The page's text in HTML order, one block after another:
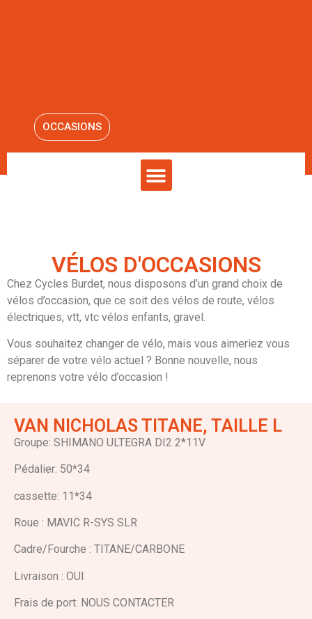
OCCASIONS
VÉLOS D'OCCASIONS
Chez Cycles Burdet, nous disposons d’un grand choix de
vélos d’occasion, que ce soit des vélos de route, vélos
électriques, vtt, vtc vélos enfants, gravel.
Vous souhaitez changer de vélo, mais vous aimeriez vous
séparer de votre vélo actuel ? Bonne nouvelle, nous
reprenons votre vélo d’occasion !
VAN NICHOLAS TITANE, TAILLE L
Groupe: SHIMANO ULTEGRA DI2 2*11V
Pédalier: 50*34
cassette: 11*34
Roue : MAVIC R-SYS SLR
Cadre/Fourche : TITANE/CARBONE
Livraison : OUI
Frais de port: NOUS CONTACTER